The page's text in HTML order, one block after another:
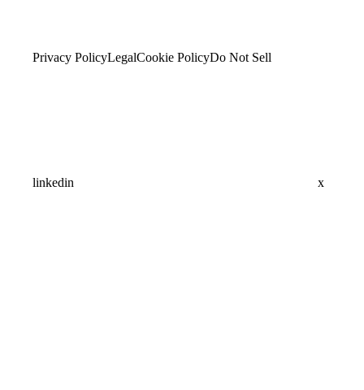
Privacy PolicyLegalCookie PolicyDo Not Sell
linkedin x